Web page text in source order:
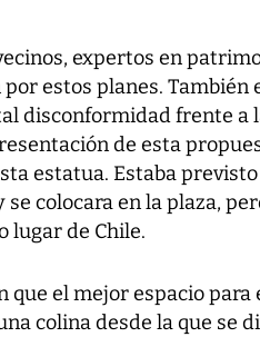
expertos en
estos planes. También
disconformidad frente a
de esta
estatua. Estaba
colocara en la plaza,
lugar de Chile.
que el mejor espacio para
colina desde la que se